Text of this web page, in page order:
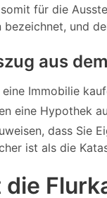
für die
bezeichnet, und
aus
Immobilie
eine Hypothek
dass Sie
ist als die
die